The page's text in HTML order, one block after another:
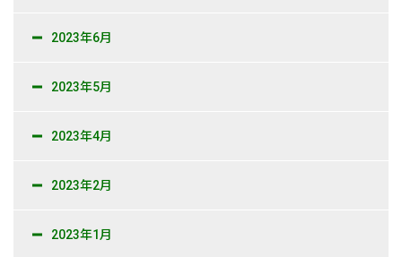
2023年6月
2023年5月
2023年4月
2023年2月
2023年1月